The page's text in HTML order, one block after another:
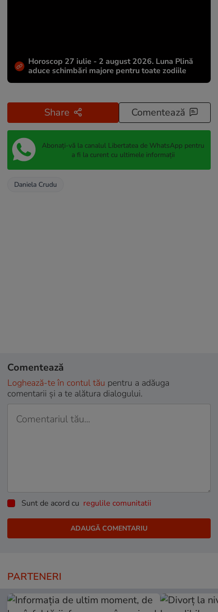
Horoscop 27 iulie - 2 august 2026. Luna Plină
aduce schimbări majore pentru toate zodiile
Share Comentează
Abonați-vă la canalul Libertatea de WhatsApp pentru
a fi la curent cu ultimele informații
Daniela Crudu
Comentează
Loghează-te în contul tău pentru a adăuga
comentarii și a te alătura dialogului.
Sunt de acord cu regulile comunitatii
PARTENERI